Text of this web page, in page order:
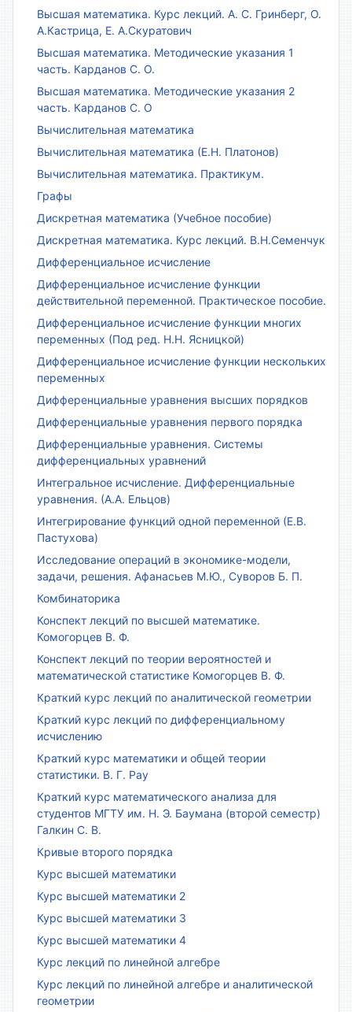
Высшая математика. Курс лекций. А. С. Гринберг, О.
А.Кастрица, Е. А.Скуратович
Высшая математика. Методические указания 1
часть. Карданов С. О.
Высшая математика. Методические указания 2
часть. Карданов С. О
Вычислительная математика
Вычислительная математика (Е.Н. Платонов)
Вычислительная математика. Практикум.
Графы
Дискретная математика (Учебное пособие)
Дискретная математика. Курс лекций. В.Н.Семенчук
Дифференциальное исчисление
Дифференциальное исчисление функции
действительной переменной. Практическое пособие.
Дифференциальное исчисление функции многих
переменных (Под ред. Н.Н. Ясницкой)
Дифференциальное исчисление функции нескольких
переменных
Дифференциальные уравнения высших порядков
Дифференциальные уравнения первого порядка
Дифференциальные уравнения. Системы
дифференциальных уравнений
Интегральное исчисление. Дифференциальные
уравнения. (А.А. Ельцов)
Интегрирование функций одной переменной (Е.В.
Пастухова)
Исследование операций в экономике-модели,
задачи, решения. Афанасьев М.Ю., Суворов Б. П.
Комбинаторика
Конспект лекций по высшей математике.
Комогорцев В. Ф.
Конспект лекций по теории вероятностей и
математической статистике Комогорцев В. Ф.
Краткий курс лекций по аналитической геометрии
Краткий курс лекций по дифференциальному
исчислению
Краткий курс математики и общей теории
статистики. В. Г. Рау
Краткий курс математического анализа для
студентов МГТУ им. Н. Э. Баумана (второй семестр)
Галкин С. В.
Кривые второго порядка
Курс высшей математики
Курс высшей математики 2
Курс высшей математики 3
Курс высшей математики 4
Курс лекций по линейной алгебре
Курс лекций по линейной алгебре и аналитической
геометрии